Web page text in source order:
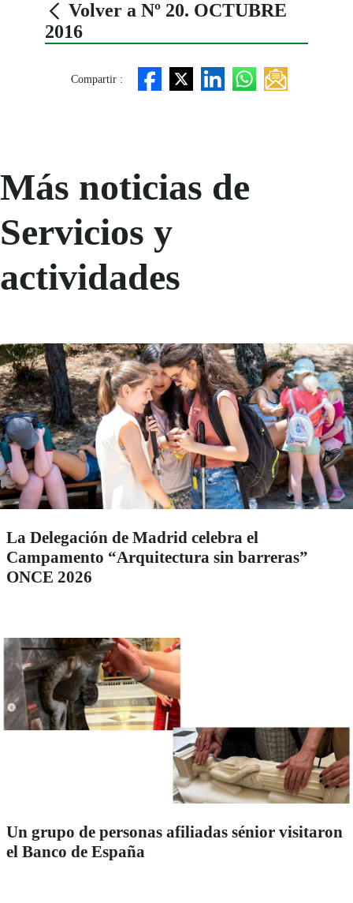
Volver a Nº 20. OCTUBRE
2016
Compartir :
Más noticias de
Servicios y
actividades
La Delegación de Madrid celebra el
Campamento “Arquitectura sin barreras”
ONCE 2026
Un grupo de personas afiliadas sénior visitaron
el Banco de España